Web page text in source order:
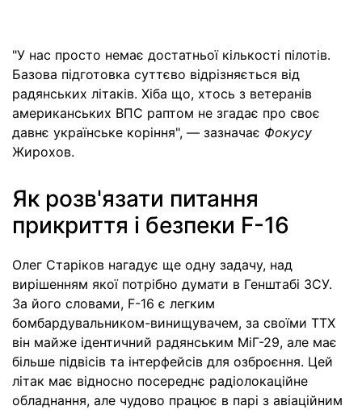
"У нас просто немає достатньої кількості пілотів.
Базова підготовка суттєво відрізняється від
радянських літаків. Хіба що, хтось з ветеранів
американських ВПС раптом не згадає про своє
давнє українське коріння", — зазначає Фокусу
Жирохов.
Як розв'язати питання
прикриття і безпеки F-16
Олег Старіков нагадує ще одну задачу, над
вирішенням якої потрібно думати в Генштабі ЗСУ.
За його словами, F-16 є легким
бомбардувальником-винищувачем, за своїми ТТХ
він майже ідентичний радянським МіГ-29, але має
більше підвісів та інтерфейсів для озброєння. Цей
літак має відносно посереднє радіолокаційне
обладнання, але чудово працює в парі з авіаційним